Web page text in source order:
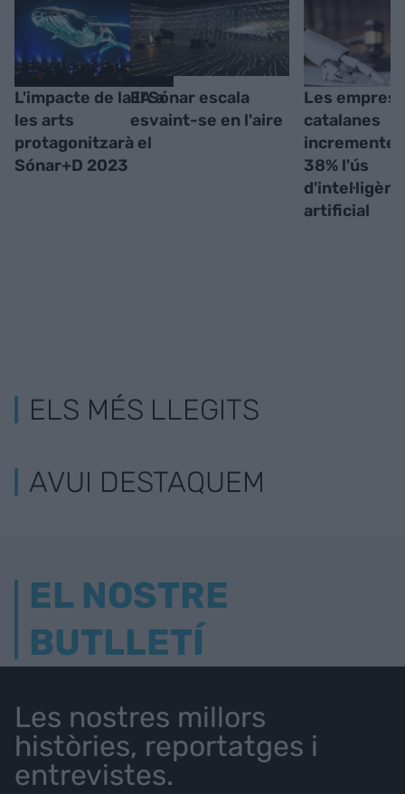
L'impacte de la IA a
les arts
protagonitzarà el
Sónar+D 2023
El Sónar escala
esvaint-se en l'aire
Les
catalanes
38% l'ús
artificial
ELS MÉS LLEGITS
AVUI DESTAQUEM
EL NOSTRE
BUTLLETÍ
Les nostres millors
històries, reportatges i
entrevistes.